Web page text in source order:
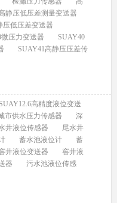
静压低压差测量变送器
压低压差变送器
压力变送器
SUAY40
SUAY41高静压压差传
SUAY12.6高精度液位变送
市供水压力传感器
深
井液位传感器
尾水井
蓄水池液位计
蓄
井液位变送器
窖井液
器
污水池液位传感